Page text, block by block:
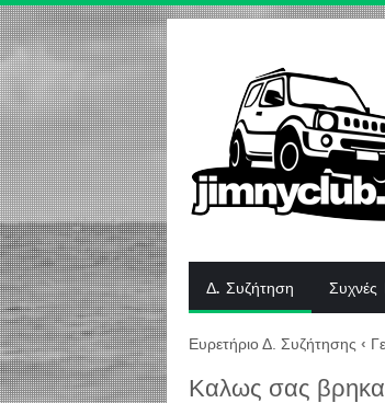
Δ. Συζήτηση Συχνές
Ευρετήριο Δ. Συζήτησης ‹
Καλως σας βρηκα